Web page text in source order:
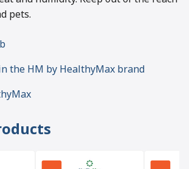
pets.
the HM by HealthyMax brand